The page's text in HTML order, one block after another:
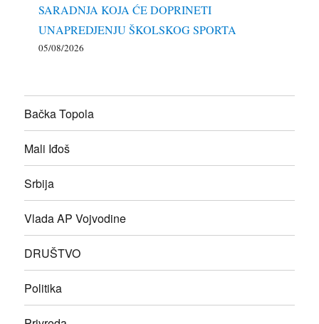
SARADNJA KOJA ĆE DOPRINETI
UNAPREDJENJU ŠKOLSKOG SPORTA
05/08/2026
Bačka Topola
Mali Iđoš
Srbija
Vlada AP Vojvodine
DRUŠTVO
Politika